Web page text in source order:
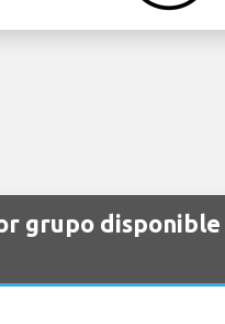
grupo